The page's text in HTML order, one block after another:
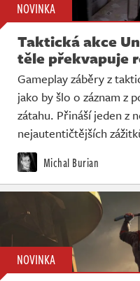
NOVINKA
Taktická akce
těle překvapuje
Gameplay záběry z
jako by šlo o záznam z
zátahu. Přináší jeden z
nejautentičtějších
Michal Burian
NOVINKA